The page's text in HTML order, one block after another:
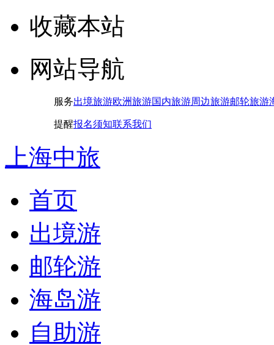
收藏本站
网站导航
服务出境旅游欧洲旅游国内旅游周边旅游邮轮旅游
提醒报名须知联系我们
上海中旅
首页
出境游
邮轮游
海岛游
自助游